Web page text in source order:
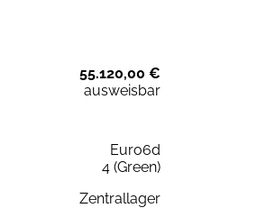
55.120,00 €
ausweisbar
Euro6d
4 (Green)
Zentrallager